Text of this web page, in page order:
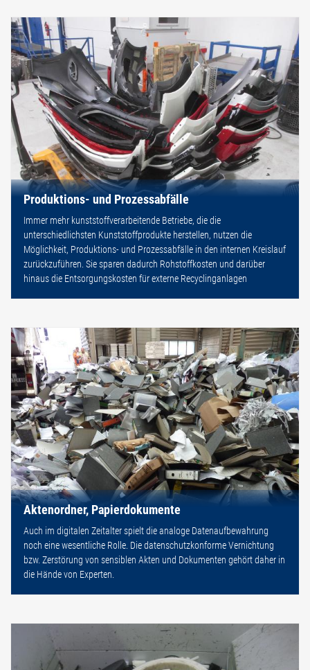
Produktions- und Prozessabfälle
Immer mehr kunststoffverarbeitende Betriebe, die die
unterschiedlichsten Kunststoffprodukte herstellen, nutzen die
Möglichkeit, Produktions- und Prozessabfälle in den internen Kreislauf
zurückzuführen. Sie sparen dadurch Rohstoffkosten und darüber
hinaus die Entsorgungskosten für externe Recyclinganlagen
Aktenordner, Papierdokumente
Auch im digitalen Zeitalter spielt die analoge Datenaufbewahrung
noch eine wesentliche Rolle. Die datenschutzkonforme Vernichtung
bzw. Zerstörung von sensiblen Akten und Dokumenten gehört daher in
die Hände von Experten.